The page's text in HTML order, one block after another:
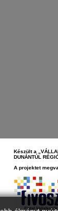
Készült a
DUNÁNTÚL
A projektet